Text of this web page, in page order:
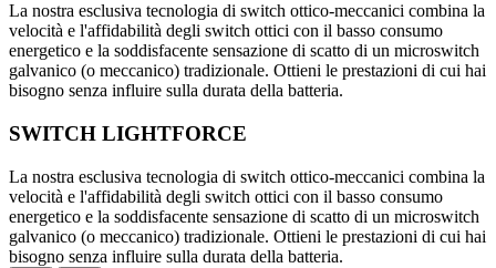
La nostra esclusiva tecnologia di switch ottico-meccanici combina la
velocità e l'affidabilità degli switch ottici con il basso consumo
energetico e la soddisfacente sensazione di scatto di un microswitch
galvanico (o meccanico) tradizionale. Ottieni le prestazioni di cui hai
bisogno senza influire sulla durata della batteria.
SWITCH LIGHTFORCE
La nostra esclusiva tecnologia di switch ottico-meccanici combina la
velocità e l'affidabilità degli switch ottici con il basso consumo
energetico e la soddisfacente sensazione di scatto di un microswitch
galvanico (o meccanico) tradizionale. Ottieni le prestazioni di cui hai
bisogno senza influire sulla durata della batteria.